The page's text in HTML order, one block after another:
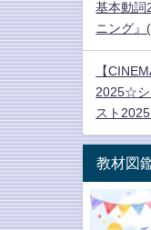
基本動詞
ニング』
【
2025☆シ
スト
教材図